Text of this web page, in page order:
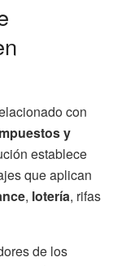
con
y
establece
que aplican
, lotería, rifas
de los